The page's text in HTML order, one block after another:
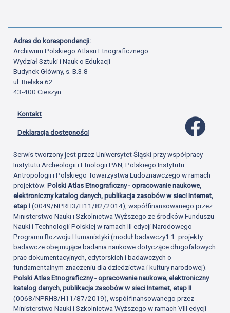
Adres do korespondencji:
Archiwum Polskiego Atlasu Etnograficznego
Wydział Sztuki i Nauk o Edukacji
Budynek Główny, s. B.3.8
ul. Bielska 62
43-400 Cieszyn
Kontakt
Deklaracja dostępności
Serwis tworzony jest przez Uniwersytet Śląski przy współpracy
Instytutu Archeologii i Etnologii PAN, Polskiego Instytutu
Antropologii i Polskiego Towarzystwa Ludoznawczego w ramach
projektów:Polski Atlas Etnograficzny - opracowanie naukowe,
elektroniczny katalog danych, publikacja zasobów w sieci Internet,
etap I(0049/NPRH3/H11/82/2014), współfinansowanego przez
Ministerstwo Nauki i Szkolnictwa Wyższego ze środków Funduszu
Nauki i Technologii Polskiej w ramach III edycji Narodowego
Programu Rozwoju Humanistyki (moduł badawczy1.1: projekty
badawcze obejmujące badania naukowe dotyczące długofalowych
prac dokumentacyjnych, edytorskich i badawczych o
fundamentalnym znaczeniu dla dziedzictwa i kultury narodowej).
Polski Atlas Etnograficzny - opracowanie naukowe, elektroniczny
katalog danych, publikacja zasobów w sieci Internet, etap II
(0068/NPRH8/H11/87/2019), współfinansowanego przez
Ministerstwo Nauki i Szkolnictwa Wyższego w ramach VIII edycji